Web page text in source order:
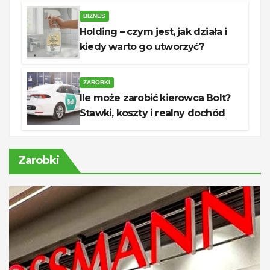
BIZNES
Holding – czym jest, jak działa i
kiedy warto go utworzyć?
ZAROBKI
Ile może zarobić kierowca Bolt?
Stawki, koszty i realny dochód
Zarobki